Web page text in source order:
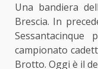
Una bandiera
Brescia. In
campionato
Brotto. Oggi è il